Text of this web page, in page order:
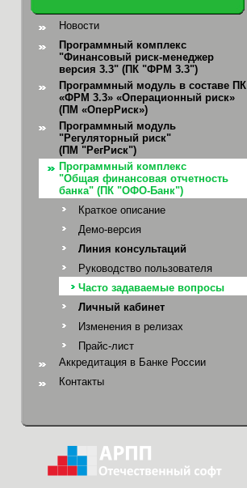
Новости
Программный комплекс
"Финансовый риск-менеджер
версия 3.3" (ПК "ФРМ 3.3")
Программный модуль в составе ПК
«ФРМ 3.3» «Операционный риск»
(ПМ «ОперРиск»)
Программный модуль
"Регуляторный риск"
(ПМ "РегРиск")
Программный комплекс
"Общая финансовая отчетность
банка" (ПК "ОФО-Банк")
Краткое описание
Демо-версия
Линия консультаций
Руководство пользователя
Часто задаваемые вопросы
Личный кабинет
Изменения в релизах
Прайс-лист
Аккредитация в Банке России
Контакты